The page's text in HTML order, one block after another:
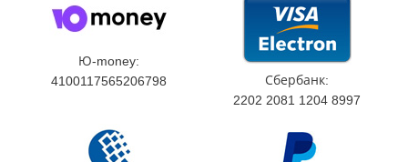
Ю-money:
4100117565206798
Сбербанк:
2202 2081 1204 8997